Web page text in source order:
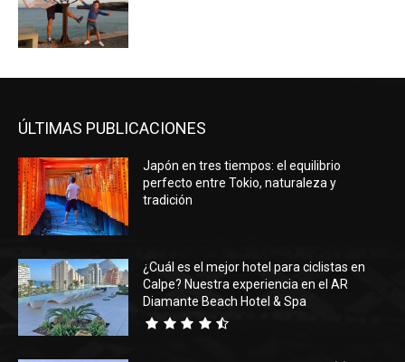
ÚLTIMAS PUBLICACIONES
Japón en tres tiempos: el equilibrio
perfecto entre Tokio, naturaleza y
tradición
¿Cuál es el mejor hotel para ciclistas en
Calpe? Nuestra experiencia en el AR
Diamante Beach Hotel & Spa